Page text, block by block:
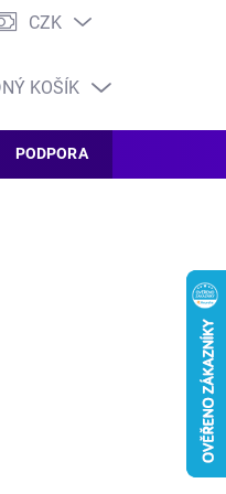
CZK
NÁKUPNÍ
KOŠÍK
PODPORA